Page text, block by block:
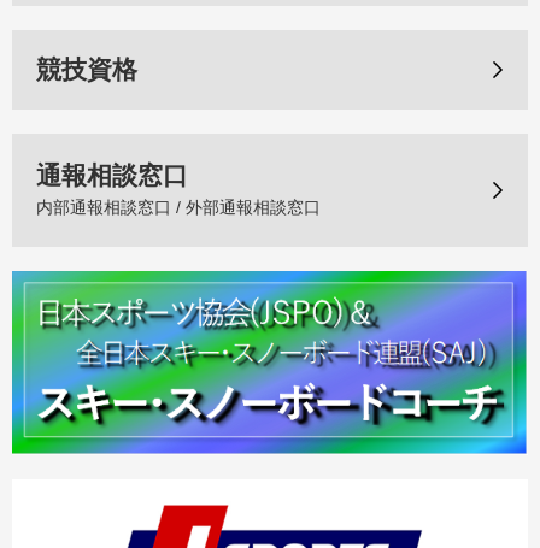
競技資格
通報相談窓口
内部通報相談窓口 / 外部通報相談窓口